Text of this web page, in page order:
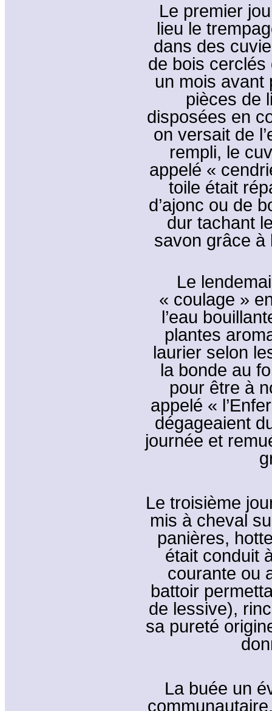
Le premier
lieu le
dans des
de bois cerclés
un mois avant
pièces de
disposées en
on versait de
rempli, le
appelé «
toile était
d’ajonc ou de
dur tachant
savon grâce à
Le
« coulage »
l’eau
plantes
laurier selon
la bonde au
pour être à
appelé «
dégageaient
journée et
Le troisième
mis à cheval
panières,
était conduit
courante ou
battoir
de lessive),
sa pureté
La buée un